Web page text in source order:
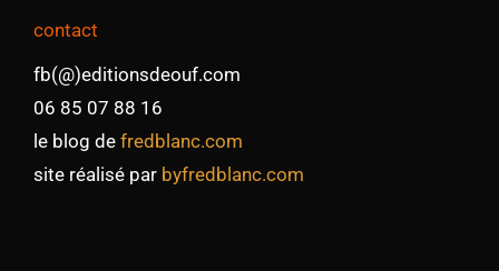
contact
fb(@)editionsdeouf.com
06 85 07 88 16
le blog de fredblanc.com
site réalisé par byfredblanc.com